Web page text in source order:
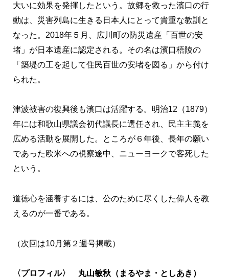
大いに効果を発揮したという。故郷を救った濱口の行
動は、災害列島に生きる日本人にとって貴重な教訓と
なった。2018年５月、広川町の防災遺産「百世の安
堵」が日本遺産に認定される。その名は濱口梧陵の
「築堤の工を起して住民百世の安堵を図る」から付け
られた。
津波被害の復興後も濱口は活躍する。明治12（1879）
年には和歌山県議会初代議長に選任され、民主主義を
広める活動を展開した。ところが６年後、長年の願い
であった欧米への視察途中、ニューヨークで客死した
という。
道徳心を涵養するには、公のために尽くした偉人を教
えるのが一番である。
（次回は10月第２週号掲載）
〈プロフィル〉 丸山敏秋（まるやま・としあき）